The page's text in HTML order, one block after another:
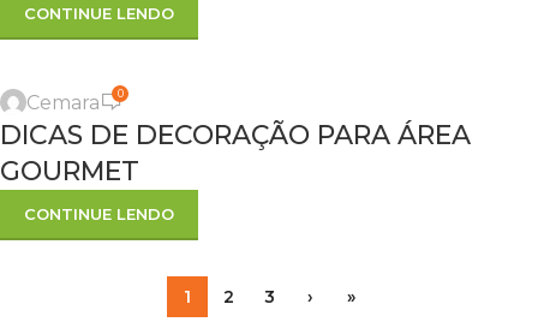
CONTINUE LENDO
26
Cemara 0
DICAS DE DECORAÇÃO PARA ÁREA
GOURMET
CONTINUE LENDO
1 2 3 › »